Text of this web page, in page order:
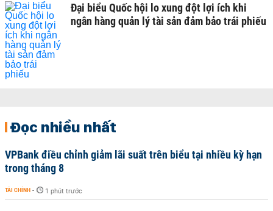
Đại biểu Quốc hội lo xung đột lợi ích khi
ngân hàng quản lý tài sản đảm bảo trái phiếu
Đọc nhiều nhất
VPBank điều chỉnh giảm lãi suất trên biểu tại nhiều kỳ hạn
trong tháng 8
TÀI CHÍNH - 1 phút trước